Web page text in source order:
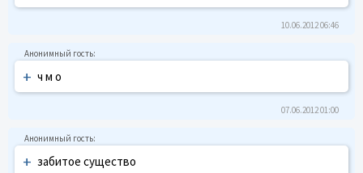
10.06.2012 06:46
+ ч м о
07.06.2012 01:00
+ забитое существо